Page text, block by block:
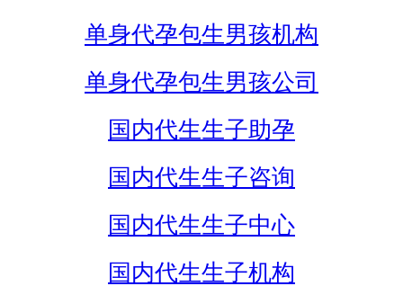
单身代孕包生男孩机构
单身代孕包生男孩公司
国内代生生子助孕
国内代生生子咨询
国内代生生子中心
国内代生生子机构